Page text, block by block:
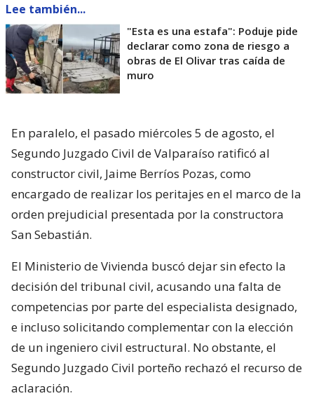
Lee también...
"Esta es una estafa": Poduje pide
declarar como zona de riesgo a
obras de El Olivar tras caída de
muro
En paralelo, el pasado miércoles 5 de agosto, el
Segundo Juzgado Civil de Valparaíso ratificó al
constructor civil, Jaime Berríos Pozas, como
encargado de realizar los peritajes en el marco de la
orden prejudicial presentada por la constructora
San Sebastián.
El Ministerio de Vivienda buscó dejar sin efecto la
decisión del tribunal civil, acusando una falta de
competencias por parte del especialista designado,
e incluso solicitando complementar con la elección
de un ingeniero civil estructural. No obstante, el
Segundo Juzgado Civil porteño rechazó el recurso de
aclaración.